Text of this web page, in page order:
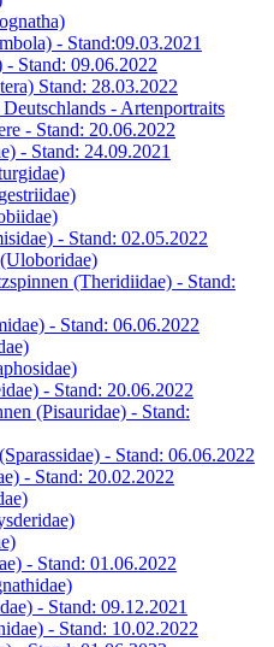
- Stand:09.03.2021
- Stand: 09.06.2022
Stand: 28.03.2022
- Artenportraits
- Stand: 20.06.2022
- Stand: 24.09.2021
- Stand: 02.05.2022
(Theridiidae) - Stand:
- Stand: 06.06.2022
- Stand: 20.06.2022
(Pisauridae) - Stand:
- Stand: 06.06.2022
- Stand: 20.02.2022
- Stand: 01.06.2022
- Stand: 09.12.2021
- Stand: 10.02.2022